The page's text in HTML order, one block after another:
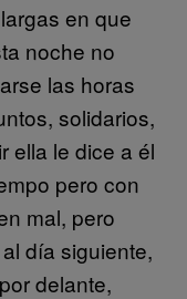
en que
noche no
las horas
solidarios,
ella le dice a él
pero con
mal, pero
día siguiente,
delante,